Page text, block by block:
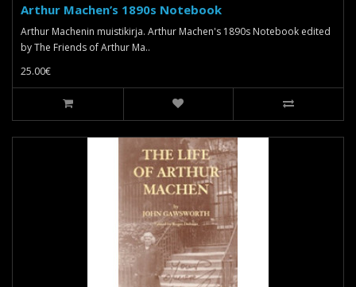
Arthur Machen’s 1890s Notebook
Arthur Machenin muistikirja. Arthur Machen's 1890s Notebook edited
by The Friends of Arthur Ma..
25.00€